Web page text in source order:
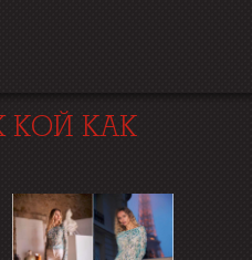
КОЙ КАК